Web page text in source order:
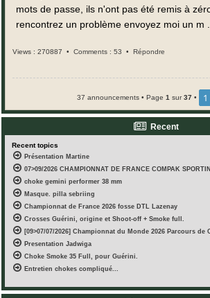
mots de passe, ils n'ont pas été remis à
rencontrez un problème envoyez moi un m ...
Views : 270887 • Comments : 53 • Répondre
37 announcements • Page 1 sur37 • 1
Recent
Recent topics
Présentation Martine
07>09/2026 CHAMPIONNAT DE FRANCE COMPAK
choke gemini performer 38 mm
Masque. pilla sebriing
Championnat de France 2026 fosse DTL Lazenay
Crosses Guérini, origine et Shoot-off + Smoke full.
[09>07/07/2026] Championnat du Monde 2026 Parcours de
Presentation Jadwiga
Choke Smoke 35 Full, pour Guérini.
Entretien chokes compliqué...